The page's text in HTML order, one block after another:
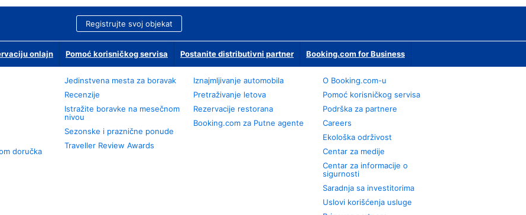
Registrujte svoj objekat
onlajn Pomoć korisničkog servisa Postanite distributivni partner Booking.com for Business
doručka
Jedinstvena mesta za boravak
Recenzije
Istražite boravke na mesečnom
nivou
Sezonske i praznične ponude
Traveller Review Awards
Iznajmljivanje automobila
Pretraživanje letova
Rezervacije restorana
Booking.com za Putne agente
О Booking.com-u
Pomoć korisničkog servisa
Podrška za partnere
Careers
Ekološka održivost
Centar za medije
Centar za informacije o
sigurnosti
Saradnja sa investitorima
Uslovi korišćenja usluge